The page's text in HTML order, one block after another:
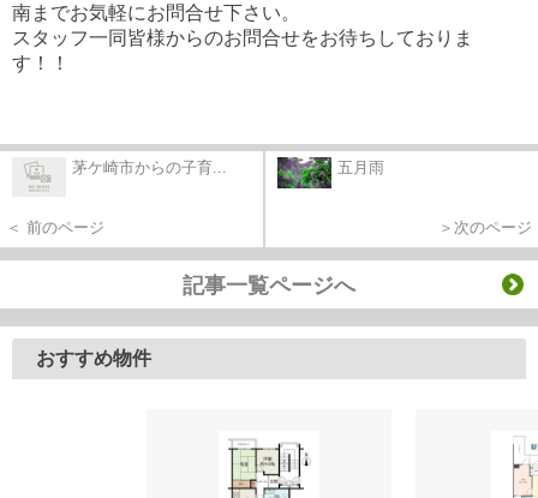
南までお気軽にお問合せ下さい。
スタッフ一同皆様からのお問合せをお待ちしておりま
す！！
茅ケ崎市からの子育...
＜ 前のページ
五月雨
＞次のページ
記事一覧ページへ
おすすめ物件